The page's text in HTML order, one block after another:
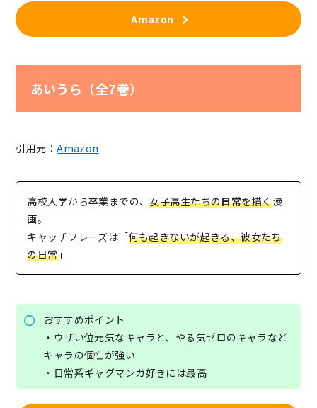
Amazon
あいうら（全7巻）
引用元：Amazon
高校入学から卒業までの、女子高生たちの日常を描く漫
画。
キャッチフレーズは「何も起きないが起きる、彼女たち
の日常」
おすすめポイント
・ウザい位元気なキャラと、やる気ゼロのキャラなど
キャラの個性が強い
・日常系ギャグマンガ好きには最高